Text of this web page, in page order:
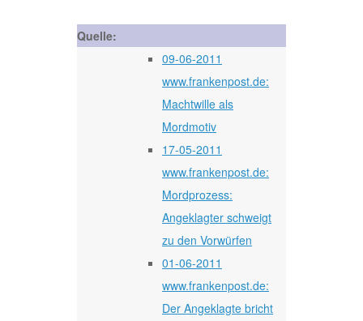
Quelle:
09-06-2011
www.frankenpost.de:
Machtwille als
Mordmotiv
17-05-2011
www.frankenpost.de:
Mordprozess:
Angeklagter schweigt
zu den Vorwürfen
01-06-2011
www.frankenpost.de:
Der Angeklagte bricht